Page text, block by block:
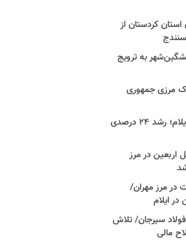
کردستان از
به ترویج
مرزی جمهوری
ثبت بیش از ۲.۷ میلیون تردد در ایلام؛ رشد ۲۴ درصدی
اربعین در مرز
در مرز مهران/
سیرجان/ تلاش
مالی